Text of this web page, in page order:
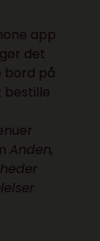
app
det
bord på
bestille
Anden,